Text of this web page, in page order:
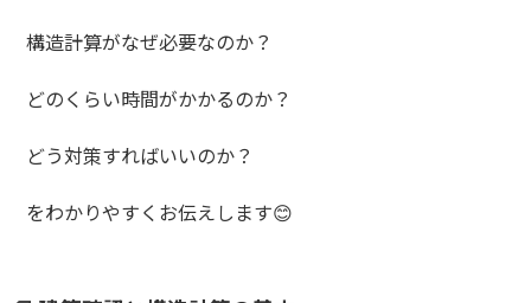
構造計算がなぜ必要なのか？
どのくらい時間がかかるのか？
どう対策すればいいのか？
をわかりやすくお伝えします😊